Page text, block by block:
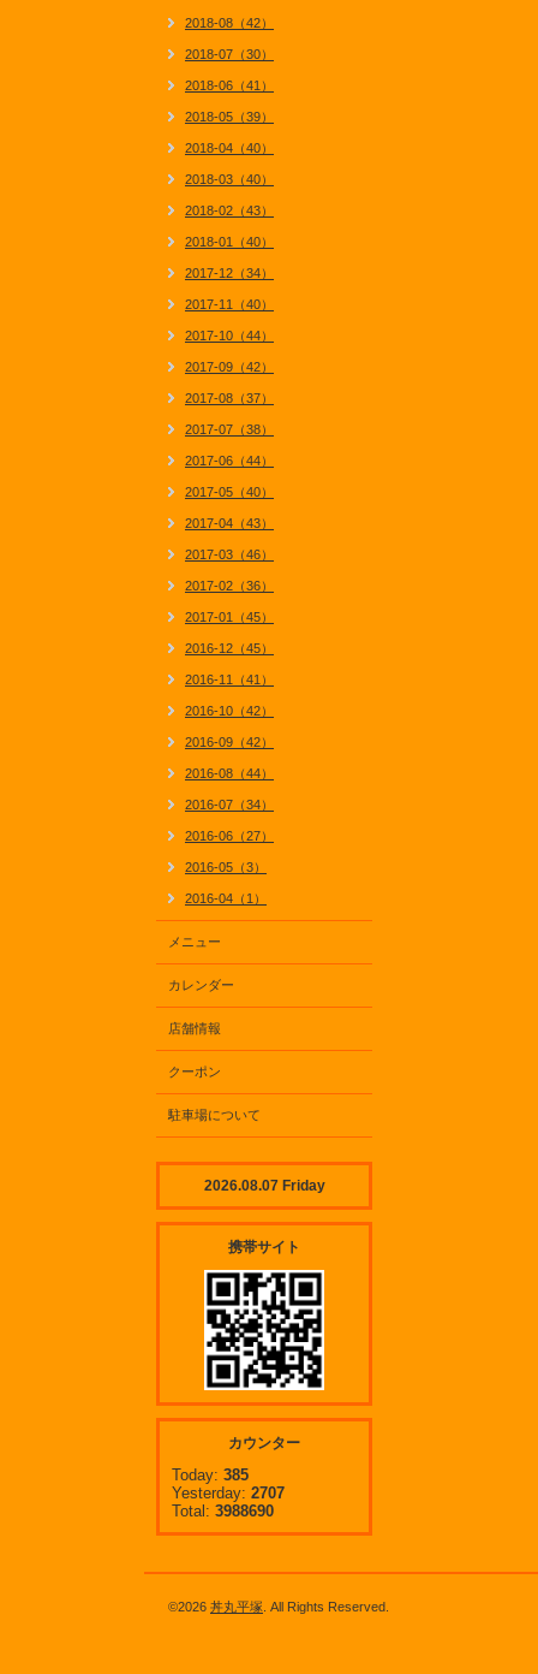
2018-08（42）
2018-07（30）
2018-06（41）
2018-05（39）
2018-04（40）
2018-03（40）
2018-02（43）
2018-01（40）
2017-12（34）
2017-11（40）
2017-10（44）
2017-09（42）
2017-08（37）
2017-07（38）
2017-06（44）
2017-05（40）
2017-04（43）
2017-03（46）
2017-02（36）
2017-01（45）
2016-12（45）
2016-11（41）
2016-10（42）
2016-09（42）
2016-08（44）
2016-07（34）
2016-06（27）
2016-05（3）
2016-04（1）
メニュー
カレンダー
店舗情報
クーポン
駐車場について
2026.08.07 Friday
携帯サイト
カウンター
Today: 385
Yesterday: 2707
Total: 3988690
©2026 丼丸平塚 . All Rights Reserved.